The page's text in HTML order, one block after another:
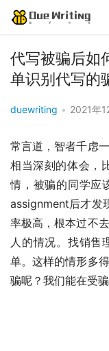
代写被骗后如
单识别代写的
duewriting • 2021年
常言道，智者千虑
相当深刻的体会，
情，被骗的同学应
assignment后才发
率极高，根本过不
人的情况。找销售
单。这样的情形多
骗呢？我们能在受